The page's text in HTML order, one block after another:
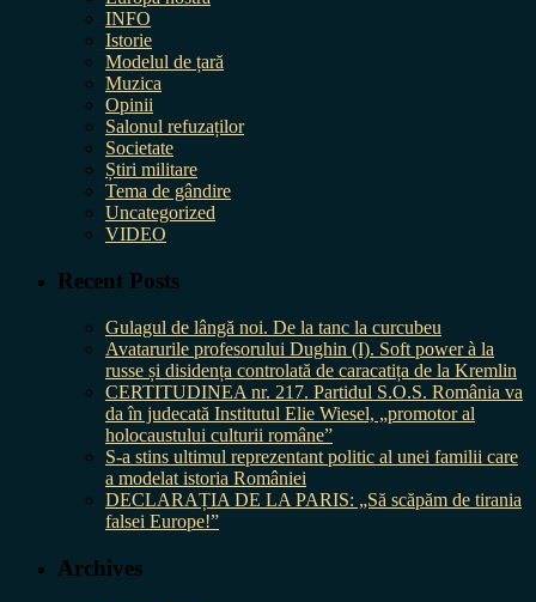
INFO
Istorie
Modelul de țară
Muzica
Opinii
Salonul refuzaților
Societate
Știri militare
Tema de gândire
Uncategorized
VIDEO
Recent Posts
Gulagul de lângă noi. De la tanc la curcubeu
Avatarurile profesorului Dughin (I). Soft power à la
russe și disidența controlată de caracatița de la Kremlin
CERTITUDINEA nr. 217. Partidul S.O.S. România va
da în judecată Institutul Elie Wiesel, „promotor al
holocaustului culturii române”
S-a stins ultimul reprezentant politic al unei familii care
a modelat istoria României
DECLARAȚIA DE LA PARIS: „Să scăpăm de tirania
falsei Europe!”
Archives